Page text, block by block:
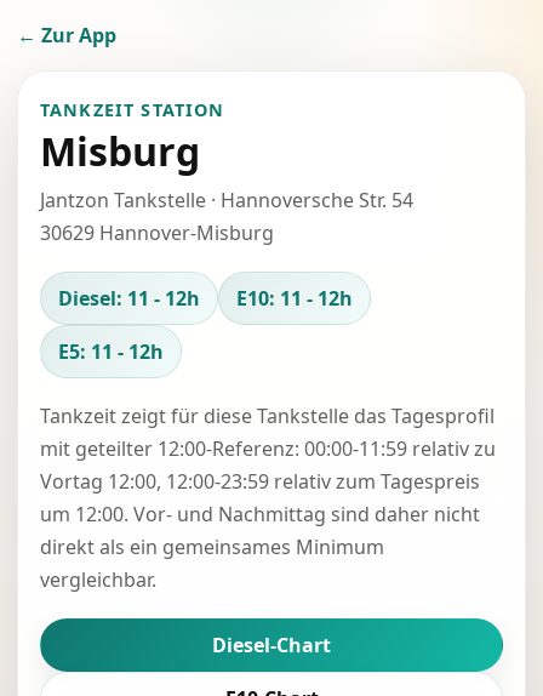
← Zur App
TANKZEIT STATION
Misburg
Jantzon Tankstelle · Hannoversche Str. 54
30629 Hannover-Misburg
Diesel: 11 - 12h
E10: 11 - 12h
E5: 11 - 12h
Tankzeit zeigt für diese Tankstelle das Tagesprofil
mit geteilter 12:00-Referenz: 00:00-11:59 relativ zu
Vortag 12:00, 12:00-23:59 relativ zum Tagespreis
um 12:00. Vor- und Nachmittag sind daher nicht
direkt als ein gemeinsames Minimum
vergleichbar.
Diesel-Chart